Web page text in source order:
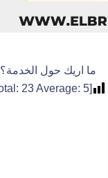
ما اريك حول الخدمة؟
[Total:
23Average: 5